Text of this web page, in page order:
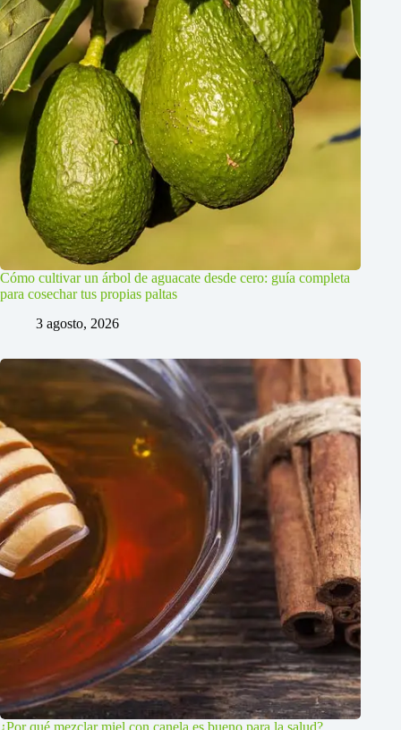
Cómo cultivar un árbol de aguacate desde cero: guía completa
para cosechar tus propias paltas
3 agosto, 2026